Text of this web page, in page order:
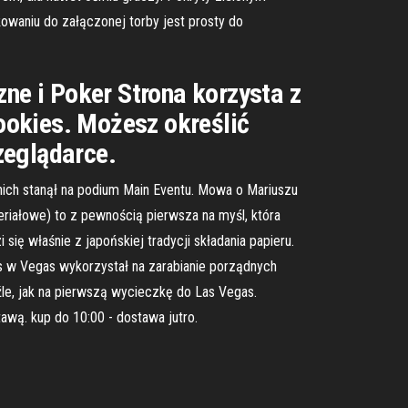
do załączonej torby jest prosty do
i Poker Strona korzysta z
Możesz określić
stanął na podium Main Eventu. Mowa o Mariuszu
to z pewnością pierwsza na myśl, która
właśnie z japońskiej tradycji składania papieru.
Vegas wykorzystał na zarabianie porządnych
jak na pierwszą wycieczkę do Las Vegas.
kup do 10:00 - dostawa jutro.